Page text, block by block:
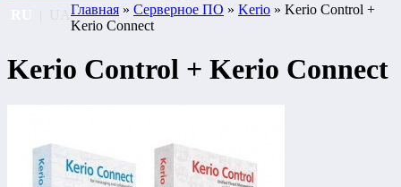
Главная » Серверное ПО » Kerio » Kerio Control +
Kerio Connect
Kerio Control + Kerio Connect